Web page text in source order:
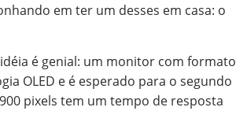
em ter um desses em casa: o
é genial: um monitor com formato
OLED e é esperado para o segundo
pixels tem um tempo de resposta